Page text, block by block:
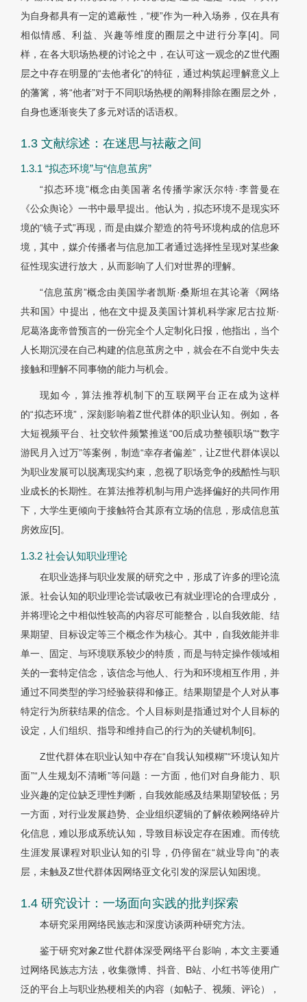
为自身都具有一定的遮蔽性，“梗”作为一种入场券，仅在具有
相似情感、利益、兴趣等维度的圈层之中进行分享[4]。同
样，在各大职场热梗的讨论之中，在认可这一观念的Z世代圈
层之中存在明显的“去他者化”的特征，通过构筑起理解意义上
的藩篱，将“他者”对于不同职场热梗的阐释排除在圈层之外，
自身也逐渐丧失了多元对话的话语权。
1.3 文献综述：在迷思与祛蔽之间
1.3.1 “拟态环境”与“信息茧房”
“拟态环境”概念由美国著名传播学家沃尔特·李普曼在
《公众舆论》一书中最早提出。他认为，拟态环境不是现实环
境的“镜子式”再现，而是由媒介塑造的符号环境构成的信息环
境，其中，媒介传播者与信息加工者通过选择性呈现对某些象
征性现实进行放大，从而影响了人们对世界的理解。
“信息茧房”概念由美国学者凯斯·桑斯坦在其论著《网络
共和国》中提出，他在文中提及美国计算机科学家尼古拉斯·
尼葛洛庞帝曾预言的一份完全个人定制化日报，他指出，当个
人长期沉浸在自己构建的信息茧房之中，就会在不自觉中失去
接触和理解不同事物的能力与机会。
现如今，算法推荐机制下的互联网平台正在成为这样
的“拟态环境”，深刻影响着Z世代群体的职业认知。例如，各
大短视频平台、社交软件频繁推送“00后成功整顿职场”“数字
游民月入过万”等案例，制造“幸存者偏差”，让Z世代群体误以
为职业发展可以脱离现实约束，忽视了职场竞争的残酷性与职
业成长的长期性。在算法推荐机制与用户选择偏好的共同作用
下，大学生更倾向于接触符合其原有立场的信息，形成信息茧
房效应[5]。
1.3.2 社会认知职业理论
在职业选择与职业发展的研究之中，形成了许多的理论流
派。社会认知的职业理论尝试吸收已有就业理论的合理成分，
并将理论之中相似性较高的内容尽可能整合，以自我效能、结
果期望、目标设定等三个概念作为核心。其中，自我效能并非
单一、固定、与环境联系较少的特质，而是与特定操作领域相
关的一套特定信念，该信念与他人、行为和环境相互作用，并
通过不同类型的学习经验获得和修正。结果期望是个人对从事
特定行为所获结果的信念。个人目标则是指通过对个人目标的
设定，人们组织、指导和维持自己的行为的关键机制 [6]。
Z世代群体在职业认知中存在“自我认知模糊”“环境认知片
面”“人生规划不清晰”等问题：一方面，他们对自身能力、职
业兴趣的定位缺乏理性判断，自我效能感及结果期望较低；另
一方面，对行业发展趋势、企业组织逻辑的了解依赖网络碎片
化信息，难以形成系统认知，导致目标设定存在困难。而传统
生涯发展课程对职业认知的引导，仍停留在“就业导向”的表
层，未触及Z世代群体因网络亚文化引发的深层认知困境。
1.4 研究设计：一场面向实践的批判探索
本研究采用网络民族志和深度访谈两种研究方法。
鉴于研究对象Z世代群体深受网络平台影响，本文主要通
过网络民族志方法，收集微博、抖音、B站、小红书等使用广
泛的平台上与职业热梗相关的内容（如帖子、视频、评论），